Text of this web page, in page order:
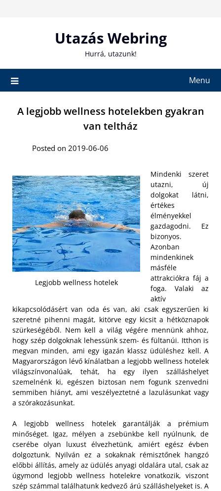
Utazás Webring
Hurrá, utazunk!
Menu
A legjobb wellness hotelekben gyakran
van teltház
Posted on 2019-06-06
Legjobb wellness hotelek
Mindenki szeret
utazni, új
dolgokat látni,
értékes
élményekkel
gazdagodni. Ez
bizonyos.
Azonban
mindenkinek
másféle
attrakciókra fáj a
foga. Valaki az
aktív
kikapcsolódásért van oda és van, aki csak egyszerűen ki
szeretné pihenni magát, kitörve egy kicsit a hétköznapok
szürkeségéből. Nem kell a világ végére mennünk ahhoz,
hogy szép dolgoknak lehessünk szem- és fültanúi. Itthon is
megvan minden, ami egy igazán klassz üdüléshez kell. A
Magyarországon lévő kínálatban a legjobb wellness hotelek
világszínvonalúak, tehát, ha egy ilyen szálláshelyet
szemelnénk ki, egészen biztosan nem fogunk szenvedni
semmiben hiányt, ami veszélyeztetné a lazulásunkat vagy
a szórakozásunkat.
A legjobb wellness hotelek garantálják a prémium
minőséget. Igaz, mélyen a zsebünkbe kell nyúlnunk, de
cserébe olyan luxust élvezhetünk, amiért egész évben
dolgoztunk. Nyilván ez a sokaknak rémisztőnek hangzó
előbbi állítás, amely az üdülés anyagi oldalára utal, csak az
úgymond legjobb wellness hotelekre vonatkozik, viszont
szép számmal találhatunk kedvező árú szálláshelyeket is. A